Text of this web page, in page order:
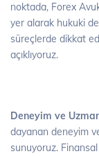
noktada, Forex
yer alarak hukuki
süreçlerde dikkat
açıklıyoruz.
Deneyim ve
dayanan deneyim
sunuyoruz.